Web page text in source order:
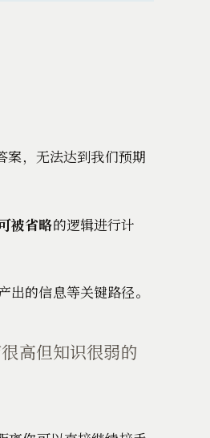
案，无法达到我们预期
被省略的逻辑进行计
的信息等关键路径。
高但知识很弱的